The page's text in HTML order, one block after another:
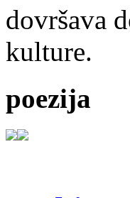
dovršava
kulture.
poezija